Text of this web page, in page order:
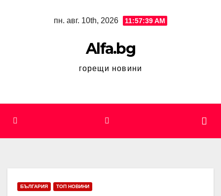
пн. авг. 10th, 2026 11:57:40 AM
Alfa.bg
горещи новини
БЪЛГАРИЯ ТОП НОВИНИ